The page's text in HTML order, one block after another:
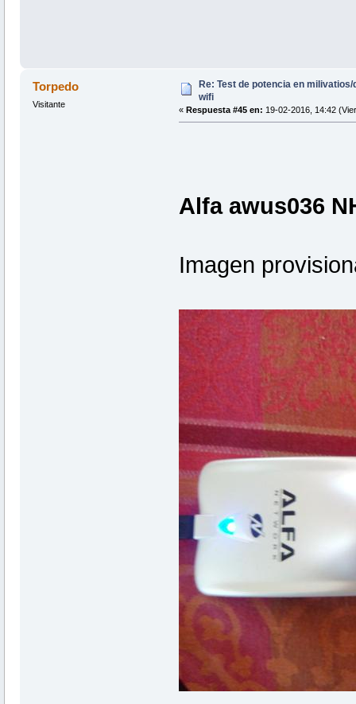
Torpedo
Visitante
Re: Test de potencia en
wifi
« Respuesta #45 en: 19-02-2016, 14:42
Alfa awus036
Imagen